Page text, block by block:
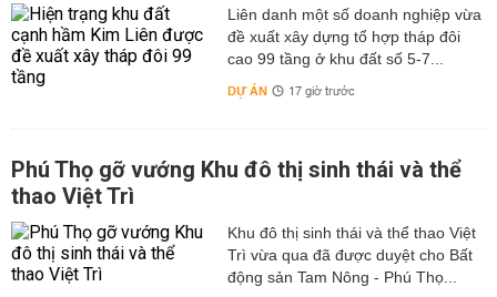
Liên danh một số doanh nghiệp vừa
đề xuất xây dựng tổ hợp tháp đôi
cao 99 tầng ở khu đất số 5-7...
DỰ ÁN 17 giờ trước
Phú Thọ gỡ vướng Khu đô thị sinh thái và thể
thao Việt Trì
Khu đô thị sinh thái và thể thao Việt
Trì vừa qua đã được duyệt cho Bất
động sản Tam Nông - Phú Thọ...